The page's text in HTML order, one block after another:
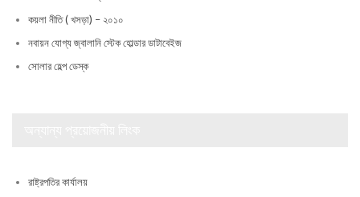
কয়লা নীতি ( খসড়া) – ২০১০
নবায়ন যোগ্য জ্বালানি স্টেক হোল্ডার ডাটাবেইজ
সোলার হেল্প ডেস্ক
রাষ্ট্রপতির কার্যালয়